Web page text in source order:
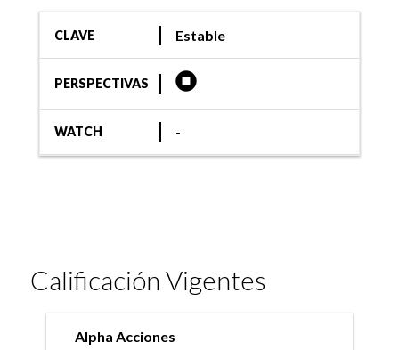
CLAVE Estable
PERSPECTIVAS
WATCH -
Calificación Vigentes
Alpha Acciones